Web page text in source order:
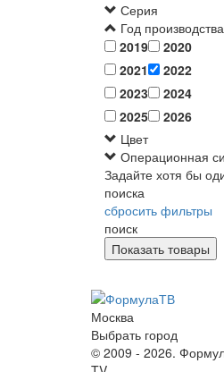
Серия
Год производства
2019
2020
2021
2022
2023
2024
2025
2026
Цвет
Операционная
Задайте хотя бы
поиска
сбросить фильтры
поиск
Москва
Выбрать город
© 2009 - 2026.